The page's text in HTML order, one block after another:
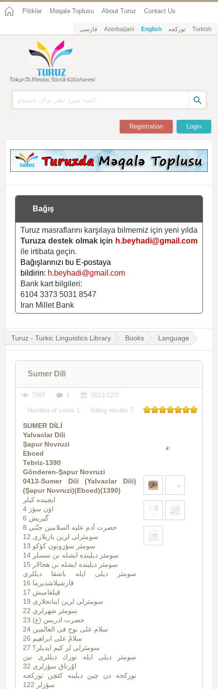
Pitiklər Məqalə Toplusu About Turuz Contact Us
فارسی Azerbaijani English تورکجه Turkish
Login
Registration
Bağış
Turuz masraflarını karşılaya bilmemiz için yeni yılda
Turuza destek olmak için h.beyhadi@gmail.com
ile irtibata geçin.
Bağışlarınızı bu E-postaya
bildirin: h.beyhadi@gmail.com
Bank kart bilgileri:
6104 3373 5031 8547
Iran Millet Bank
Turuz - Turkic Linguistics Library Books Language
Sumer Dili
7397 1 2011/12/2
Number of votes 1 Voting results 7
SUMER DİLİ
Yalvaclar Dili
Şapur Novruzi
Ebced
Tebriz-1390
Gönderen-Şapur Novruzi
0413-Sumer Dili (Yalvaclar Dili)
(Şapur Novruzi)(Ebced)(1390)
ايچينده كيلر
اؤن سؤز 4
گيريش 6
حضرت آدم علیه السلامین جنّتی 8
سومئرلی لرین یازیلاری 12
سومئر سؤزونون کؤکو 13
سومئر دیلینده ایشله نن سسلر 14
سومئر دیلینده ایشله نن هجالار 15
سومئر دیلی ایله باشقا دیللری
قارشیلاشدیرما 16
قیلقامیش 17
سومئرلی لرین اینانجلاری 19
سومئر شهرلري 22
حضرت ادریس (ع) 23
سلام علی نوح فی العالمین 24
سلامٌ علی ابراهیم 26
سومئرلی لر کیم ایدیلر؟ 27
سومئر ديلی ايله تورك ديللری نين
اوْرتاق سؤزلری 32
تورکجه دن چین دیلینه کئچن تورکجه
سؤزلر 122